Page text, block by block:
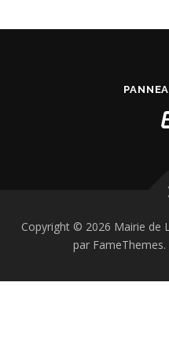
Copyright © 2026 Mairie de
par